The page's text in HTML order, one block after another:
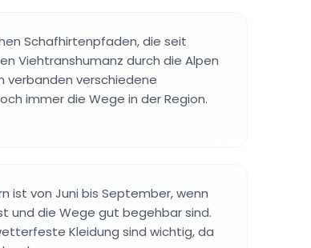
Schafhirtenpfaden, die seit
Viehtranshumanz durch die Alpen
verbanden verschiedene
immer die Wege in der Region.
ist von Juni bis September, wenn
und die Wege gut begehbar sind.
Kleidung sind wichtig, da